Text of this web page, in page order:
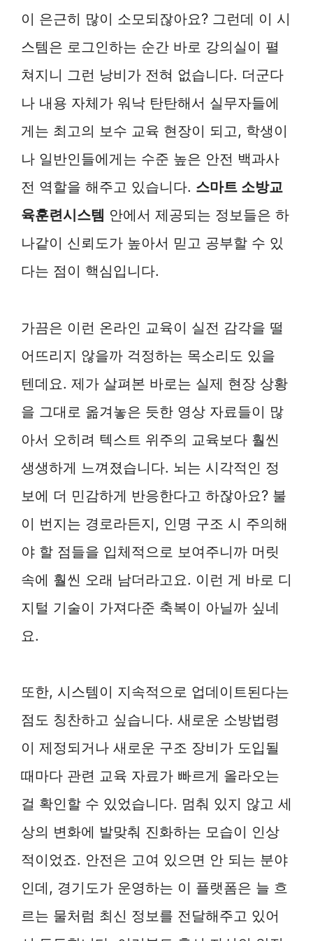
이 은근히 많이 소모되잖아요? 그런데 이 시
스템은 로그인하는 순간 바로 강의실이 펼
쳐지니 그런 낭비가 전혀 없습니다. 더군다
나 내용 자체가 워낙 탄탄해서 실무자들에
게는 최고의 보수 교육 현장이 되고, 학생이
나 일반인들에게는 수준 높은 안전 백과사
전 역할을 해주고 있습니다. 스마트 소방교
육훈련시스템 안에서 제공되는 정보들은 하
나같이 신뢰도가 높아서 믿고 공부할 수 있
다는 점이 핵심입니다.
가끔은 이런 온라인 교육이 실전 감각을 떨
어뜨리지 않을까 걱정하는 목소리도 있을
텐데요. 제가 살펴본 바로는 실제 현장 상황
을 그대로 옮겨놓은 듯한 영상 자료들이 많
아서 오히려 텍스트 위주의 교육보다 훨씬
생생하게 느껴졌습니다. 뇌는 시각적인 정
보에 더 민감하게 반응한다고 하잖아요? 불
이 번지는 경로라든지, 인명 구조 시 주의해
야 할 점들을 입체적으로 보여주니까 머릿
속에 훨씬 오래 남더라고요. 이런 게 바로 디
지털 기술이 가져다준 축복이 아닐까 싶네
요.
또한, 시스템이 지속적으로 업데이트된다는
점도 칭찬하고 싶습니다. 새로운 소방법령
이 제정되거나 새로운 구조 장비가 도입될
때마다 관련 교육 자료가 빠르게 올라오는
걸 확인할 수 있었습니다. 멈춰 있지 않고 세
상의 변화에 발맞춰 진화하는 모습이 인상
적이었죠. 안전은 고여 있으면 안 되는 분야
인데, 경기도가 운영하는 이 플랫폼은 늘 흐
르는 물처럼 최신 정보를 전달해주고 있어